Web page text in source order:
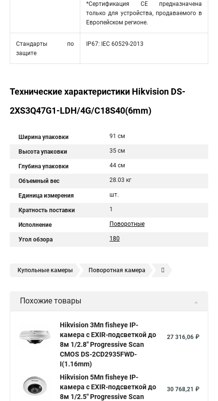
*Сертификация CE предназначена
только для устройства, продаваемого в
Европейском регионе.
Стандарты по
защите
IP67: IEC 60529-2013
Технические характеристики Hikvision DS-
2XS3Q47G1-LDH/4G/C18S40(6mm)
Ширина упаковки 91 см
Высота упаковки 35 см
Глубина упаковки 44 см
Объемный вес 28.03 кг
Единица измерения шт.
Кратность поставки 1
Исполнение Поворотные
Угол обзора 180
Купольные камеры Поворотная камера
Камера видеонаблюдения hikvision
Hikvision купить Hikvision уличная ip камера
Hikvision poe
Hikvision 2 8 mm Hikvision camera Hikvision 2cd1148 i b
Видеонаблюдение Ip видеокамеры
Похожие товары
Hikvision 3Мп fisheye IP-
камера c EXIR-подсветкой до
8м 1/2.8" Progressive Scan
CMOS DS-2CD2935FWD-
I(1.16mm)
27 316,06 ₽
Hikvision 5Мп fisheye IP-
камера c EXIR-подсветкой до
8м 1/2.5" Progressive Scan
30 768,21 ₽